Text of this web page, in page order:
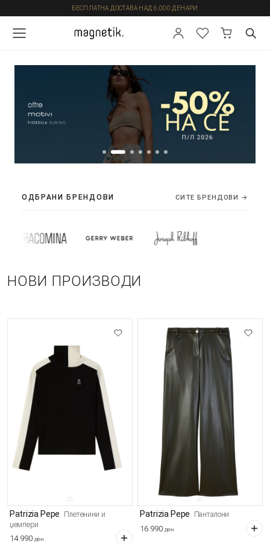
БЕСПЛАТНА ДОСТАВА НАД 6.000 ДЕНАРИ
ОДБРАНИ БРЕНДОВИ СИТЕ БРЕНДОВИ →
НОВИ ПРОИЗВОДИ
Patrizia Pepe Плетенини и
џемпери
14.990 ден
Patrizia Pepe Панталони
16.990 ден